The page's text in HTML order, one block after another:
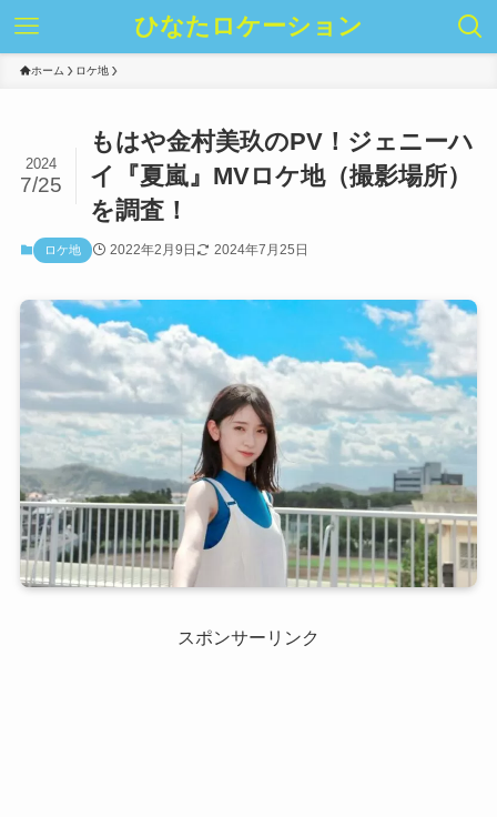
ひなたロケーション
ホーム ロケ地
もはや金村美玖のPV！ジェニーハ
イ『夏嵐』MVロケ地（撮影場所）
を調査！
2024
7/25
ロケ地 2022年2月9日 2024年7月25日
スポンサーリンク